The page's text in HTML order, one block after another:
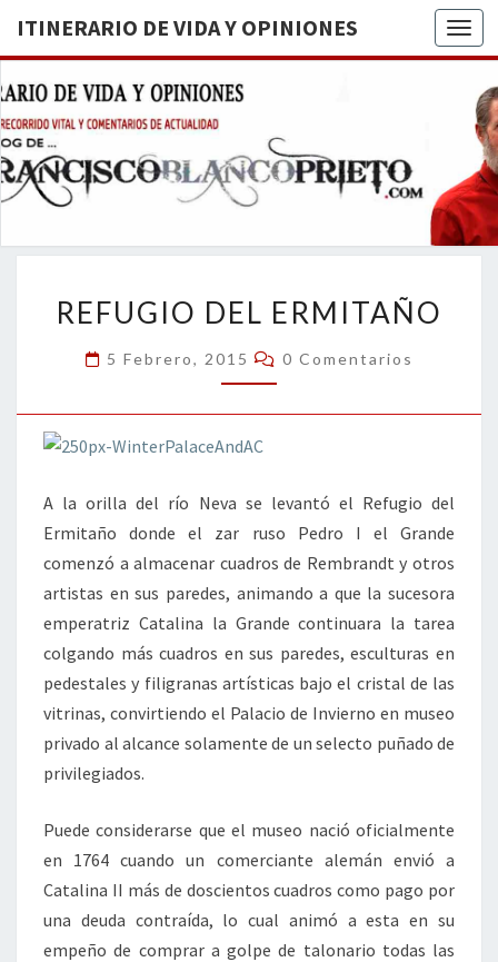
ITINERARIO DE VIDA Y OPINIONES
DE
BREVE
RECORRIDO
VITAL Y
ACTUALIDAD
DEL
ERMITAÑO
REFUGIO DEL ERMITAÑO
5 Febrero, 2015 Comentarios
0 Comentarios
A la orilla del río Neva se levantó el Refugio del
Ermitaño donde el zar ruso Pedro I el Grande
comenzó a almacenar cuadros de Rembrandt y otros
artistas en sus paredes, animando a que la sucesora
emperatriz Catalina la Grande continuara la tarea
colgando más cuadros en sus paredes, esculturas en
pedestales y filigranas artísticas bajo el cristal de las
vitrinas, convirtiendo el Palacio de Invierno en museo
privado al alcance solamente de un selecto puñado de
privilegiados.
Puede considerarse que el museo nació oficialmente
en 1764 cuando un comerciante alemán envió a
Catalina II más de doscientos cuadros como pago por
una deuda contraída, lo cual animó a esta en su
empeño de comprar a golpe de talonario todas las